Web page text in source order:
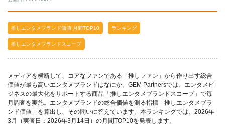
推しエンタメブランド価値 月間TOP10 ランキング
推しエンタメブランドスコープ
メディアを横断して、コアなファンである「推しファン」から作り出す総合
価値が最も高いエンタメブランドはなにか。GEM Partnersでは、エンタメビ
ジネスの最大化をサポートする商品「推しエンタメブランドスコープ」で毎
月調査を実施。エンタメブランドの総合価値を測る指標「推しエンタメブラ
ンド価値」を算出し、その問いに答えています。本ランキングでは、2026年
3月（実査日：2026年3月14日）の月間TOP10を発表します。